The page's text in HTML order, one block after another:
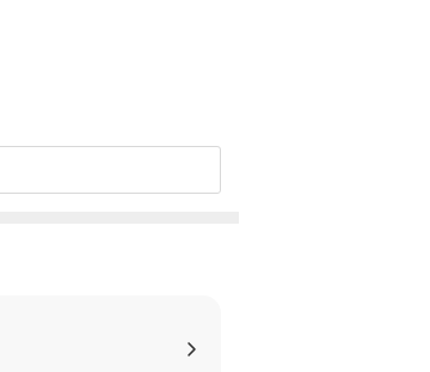
버섯 / 망태버섯 / 버들볏짚버